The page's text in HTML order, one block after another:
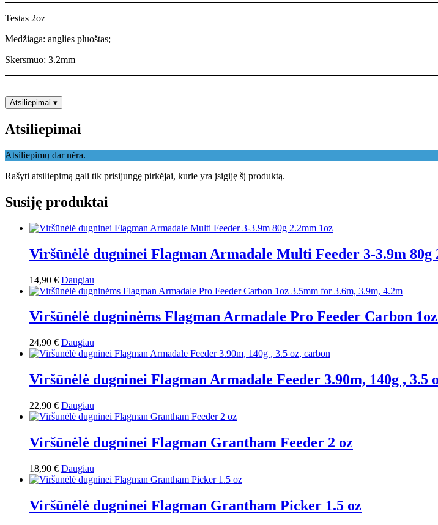
Testas 2oz
Medžiaga: anglies pluoštas;
Skersmuo: 3.2mm
Atsiliepimai ▾
Atsiliepimai
Atsiliepimų dar nėra.
Rašyti atsiliepimą gali tik prisijungę pirkėjai, kurie yra įsigiję šį produktą.
Susiję produktai
Viršūnėlė dugninei Flagman Armadale Multi Feeder 3-3.9m 80g
14,90 € Daugiau
Viršūnėlė dugninėms Flagman Armadale Pro Feeder Carbon
24,90 € Daugiau
Viršūnėlė dugninei Flagman Armadale Feeder 3.90m, 140g , 3.5
22,90 € Daugiau
Viršūnėlė dugninei Flagman Grantham Feeder 2 oz
18,90 € Daugiau
Viršūnėlė dugninei Flagman Grantham Picker 1.5 oz